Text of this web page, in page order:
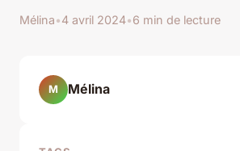
Mélina•4 avril 2024•6 min de lecture
M Mélina